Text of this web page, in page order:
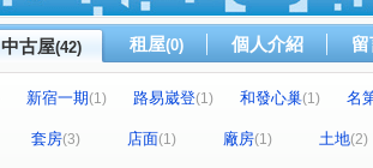
中古屋(42) 租屋(0) 個人介紹
新宿一期(1) 路易崴登(1) 和發心巢(1)
名
新潤幸福莊園(1) (1) 愛上杜拜 (1)
套房(3) 店面(1) 廠房(1) 土地(2)